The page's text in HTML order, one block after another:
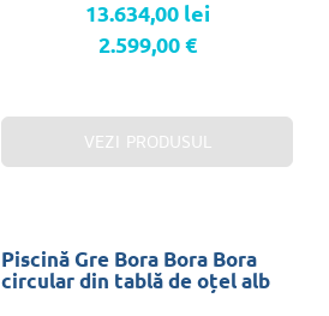
13.634,00 lei
2.599,00 €
VEZI PRODUSUL
Piscină Gre Bora Bora Bora
circular din tablă de oțel alb